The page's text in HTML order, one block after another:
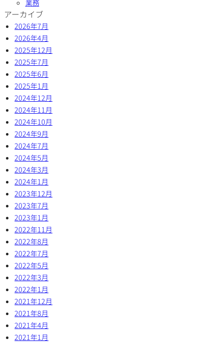
業務
アーカイブ
2026年7月
2026年4月
2025年12月
2025年7月
2025年6月
2025年1月
2024年12月
2024年11月
2024年10月
2024年9月
2024年7月
2024年5月
2024年3月
2024年1月
2023年12月
2023年7月
2023年1月
2022年11月
2022年8月
2022年7月
2022年5月
2022年3月
2022年1月
2021年12月
2021年8月
2021年4月
2021年1月